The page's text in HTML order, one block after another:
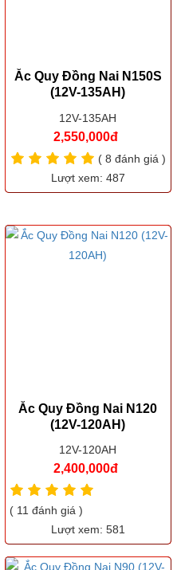
Ắc Quy Đồng Nai N150S
(12V-135AH)
12V-135AH
2,550,000đ
( 8 đánh giá )
Lượt xem: 487
Ắc Quy Đồng Nai N120
(12V-120AH)
12V-120AH
2,400,000đ
( 11 đánh giá )
Lượt xem: 581